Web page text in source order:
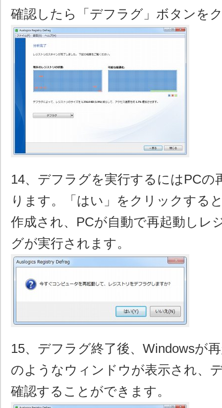
確認したら「デフラグ」ボタンを
14、デフラグを実行するにはPCの
ります。「はい」をクリックする
作成され、PCが自動で再起動しレ
グが実行されます。
15、デフラグ終了後、Windowsが
のようなウィンドウが表示され、
確認することができます。